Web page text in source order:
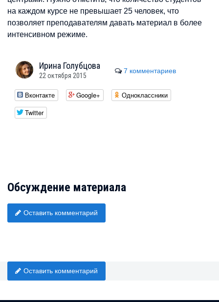
на каждом курсе не превышает 25 человек, что
позволяет преподавателям давать материал в более
интенсивном режиме.
Ирина Голубцова
22 октября 2015
7 комментариев
Вконтакте Google+
Одноклассники
Twitter
Обсуждение материала
Оставить комментарий
Оставить комментарий